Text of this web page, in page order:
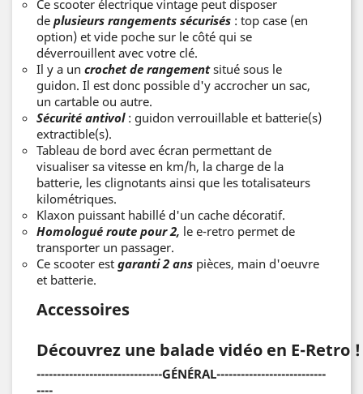
Ce scooter électrique vintage peut disposer
de plusieurs rangements sécurisés : top case (en
option) et vide poche sur le côté qui se
déverrouillent avec votre clé.
Il y a un crochet de rangementsitué sous le
guidon. Il est donc possible d'y accrocher un sac,
un cartable ou autre.
Sécurité antivol: guidon verrouillable et batterie(s)
extractible(s).
Tableau de bord avec écran permettant de
visualiser sa vitesse en km/h, la charge de la
batterie, les clignotants ainsi que les totalisateurs
kilométriques.
Klaxon puissant habillé d'un cache décoratif.
Homologué route pour 2, le e-retro permet de
transporter un passager.
Ce scooter est garanti 2 ans pièces, main d'oeuvre
et batterie.
Accessoires
Découvrez une balade vidéo en E-Retro !
-------------------------------GÉNÉRAL---------------------------
----